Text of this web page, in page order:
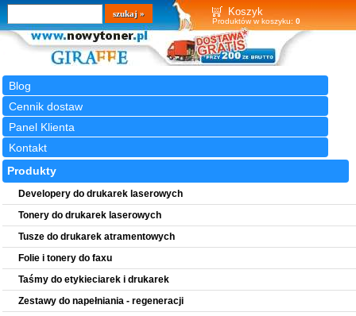
Koszyk
Produktów w koszyku: 0
Blog
Cennik dostaw
Panel Klienta
Kontakt
Wyszukiwarka
szukaj
Produkty
Developery do drukarek laserowych
Tonery do drukarek laserowych
Tusze do drukarek atramentowych
Folie i tonery do faxu
Taśmy do etykieciarek i drukarek
Zestawy do napełniania - regeneracji